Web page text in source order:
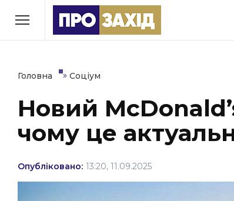
РУБРИКИ
Економіка
Політика Соціум
Втрачений Ужгород
(відеоверсія)
Головна » Соціум
Новий
чому це
Опубліковано: 13:20, 11.09.2025